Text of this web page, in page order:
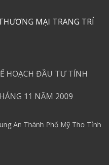
MẠI TRANG TRÍ
HOẠCH ĐẦU TƯ TỈNH
11 NĂM 2009
An Thành Phố Mỹ Tho Tỉnh